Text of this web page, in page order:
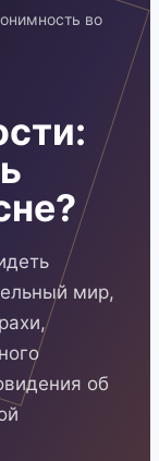
во
мир,
об